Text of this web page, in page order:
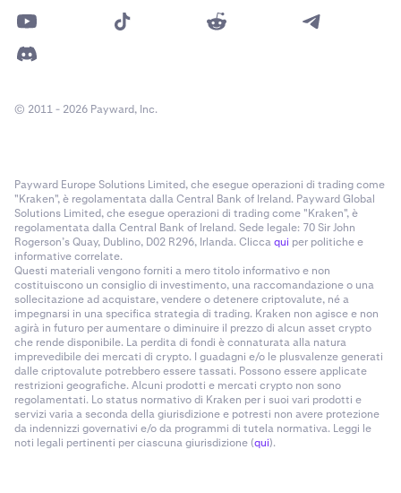
© 2011 - 2026 Payward, Inc.
Payward Europe Solutions Limited, che esegue operazioni di trading come
"Kraken", è regolamentata dalla Central Bank of Ireland. Payward Global
Solutions Limited, che esegue operazioni di trading come "Kraken", è
regolamentata dalla Central Bank of Ireland. Sede legale: 70 Sir John
Rogerson’s Quay, Dublino, D02 R296, Irlanda. Cliccaqui per politiche e
informative correlate.
Questi materiali vengono forniti a mero titolo informativo e non
costituiscono un consiglio di investimento, una raccomandazione o una
sollecitazione ad acquistare, vendere o detenere criptovalute, né a
impegnarsi in una specifica strategia di trading. Kraken non agisce e non
agirà in futuro per aumentare o diminuire il prezzo di alcun asset crypto
che rende disponibile. La perdita di fondi è connaturata alla natura
imprevedibile dei mercati di crypto. I guadagni e/o le plusvalenze generati
dalle criptovalute potrebbero essere tassati. Possono essere applicate
restrizioni geografiche. Alcuni prodotti e mercati crypto non sono
regolamentati. Lo status normativo di Kraken per i suoi vari prodotti e
servizi varia a seconda della giurisdizione e potresti non avere protezione
da indennizzi governativi e/o da programmi di tutela normativa. Leggi le
noti legali pertinenti per ciascuna giurisdizione (qui).